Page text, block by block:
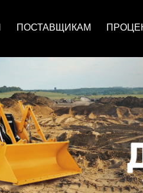
ПОСТАВЩИКАМ